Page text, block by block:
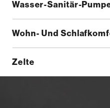
Wasser-Sanitär-
Wohn- Und
Zelte